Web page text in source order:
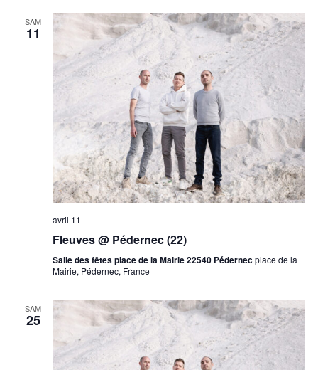
SAM
11
avril 11
Fleuves @ Pédernec (22)
Salle des fêtes place de la Mairie 22540 Pédernecplace de la
Mairie, Pédernec, France
SAM
25